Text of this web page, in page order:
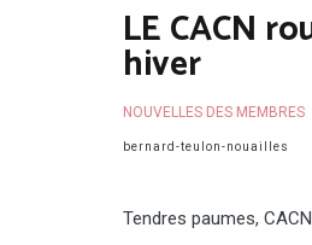
LE CACN
hiver
NOUVELLES DES MEMBRES
bernard-teulon-nouailles
Tendres paumes,